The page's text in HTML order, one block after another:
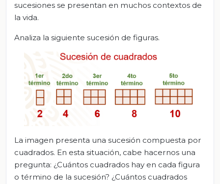
sucesiones se presentan en muchos contextos de
la vida.
Analiza la siguiente sucesión de figuras.
La imagen presenta una sucesión compuesta por
cuadrados. En esta situación, cabe hacernos una
pregunta: ¿Cuántos cuadrados hay en cada figura
o término de la sucesión? ¿Cuántos cuadrados